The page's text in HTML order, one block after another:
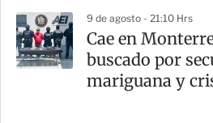
9 de agosto - 21:10 Hrs
Cae en
buscado por
mariguana y